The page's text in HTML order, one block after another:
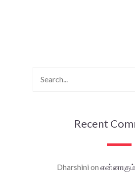
Recent
Dharshini on